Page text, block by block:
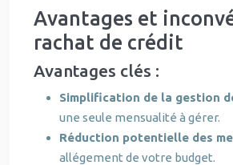
Avantages et
rachat de crédit
Avantages clés :
Simplification de la gestion
une seule mensualité à gérer.
Réduction potentielle des
allégement de votre budget.